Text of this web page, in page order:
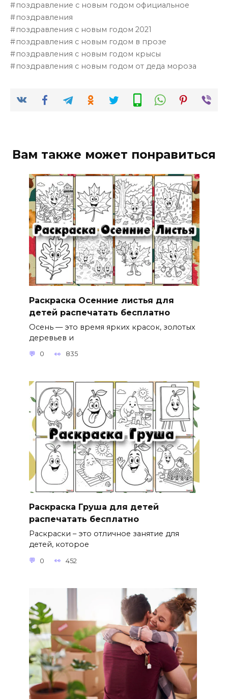
поздравление с новым годом официальное
поздравления
поздравления с новым годом 2021
поздравления с новым годом в прозе
поздравления с новым годом крысы
поздравления с новым годом от деда мороза
Вам также может понравиться
Раскраска Осенние листья для
детей распечатать бесплатно
Осень — это время ярких красок, золотых
деревьев и
0 835
Раскраска Груша для детей
распечатать бесплатно
Раскраски – это отличное занятие для
детей, которое
0 452